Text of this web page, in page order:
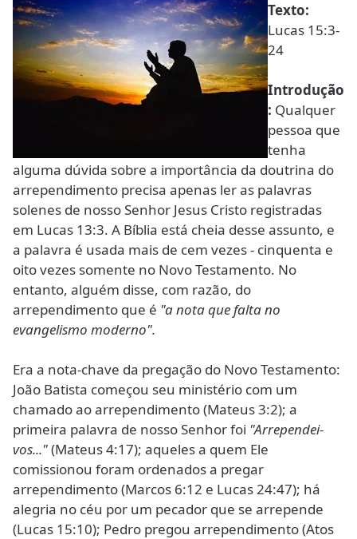
Texto:
Lucas 15:3-
24
Introdução
: Qualquer
pessoa que
tenha
alguma dúvida sobre a importância da doutrina do
arrependimento precisa apenas ler as palavras
solenes de nosso Senhor Jesus Cristo registradas
em Lucas 13:3. A Bíblia está cheia desse assunto, e
a palavra é usada mais de cem vezes - cinquenta e
oito vezes somente no Novo Testamento. No
entanto, alguém disse, com razão, do
arrependimento que é "a nota que falta no
evangelismo moderno".
Era a nota-chave da pregação do Novo Testamento:
João Batista começou seu ministério com um
chamado ao arrependimento (Mateus 3:2); a
primeira palavra de nosso Senhor foi "Arrependei-
vos..."(Mateus 4:17); aqueles a quem Ele
comissionou foram ordenados a pregar
arrependimento (Marcos 6:12 e Lucas 24:47); há
alegria no céu por um pecador que se arrepende
(Lucas 15:10); Pedro pregou arrependimento (Atos